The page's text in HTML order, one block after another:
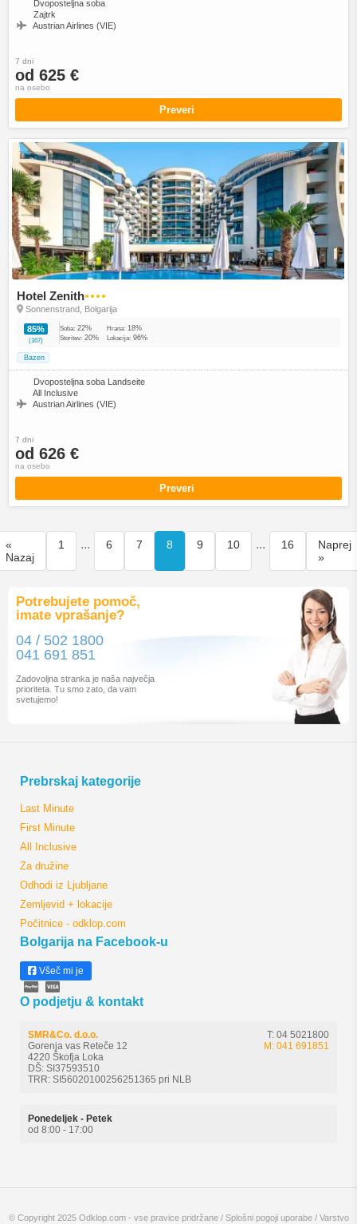
Potrebujete pomoč,
imate vprašanje?
04 / 502 1800
041 691 851
Zadovoljna stranka je naša največja
prioriteta. Tu smo zato, da vam
svetujemo!
Dvoposteljna soba
Zajtrk
Austrian Airlines (VIE)
7 dni
od 625 €
na osebo
Preveri
Hotel Zenith●●●●
Sonnenstrand, Bolgarija
85%
(167)
Soba: 22% Hrana: 18%
Storitev: 20% Lokacija: 96%
Bazen
Dvoposteljna soba Landseite
All Inclusive
Austrian Airlines (VIE)
7 dni
od 626 €
na osebo
Preveri
«
Nazaj
1 ... 6 7 8 9 10 ... 16
Naprej
»
Prebrskaj kategorije
Last Minute
First Minute
All Inclusive
Za družine
Odhodi iz Ljubljane
Zemljevid + lokacije
Počitnice - odklop.com
Bolgarija na Facebook-u
Všeč mi je
O podjetju & kontakt
SMR&Co. d.o.o.
Gorenja vas Reteče 12
4220 Škofja Loka
DŠ: SI37593510
TRR: SI56020100256251365 pri NLB
T: 04 5021800
M: 041 691851
Ponedeljek - Petek
od 8:00 - 17:00
© Copyright 2025 Odklop.com - vse pravice pridržane / Splošni pogoji uporabe/ Varstvo